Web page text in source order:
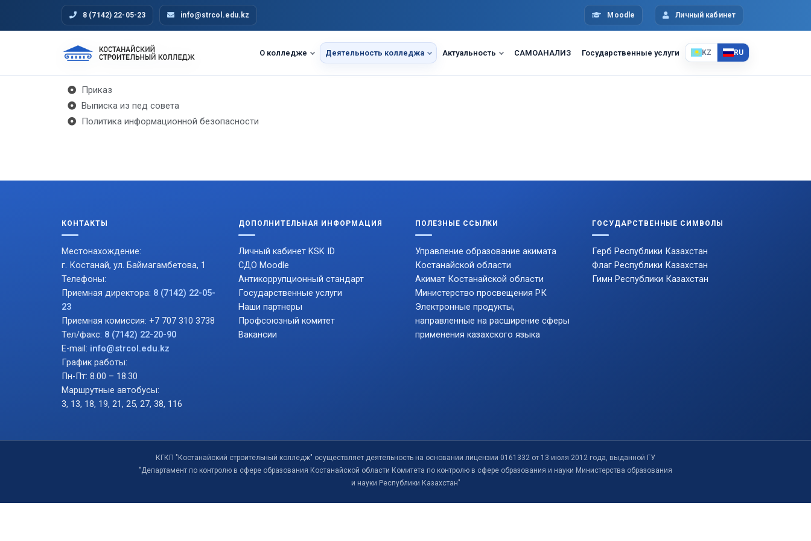
8 (7142) 22-05-23 info@strcol.edu.kz Moodle Личный кабинет
О колледже Деятельность колледжа Актуальность САМОАНАЛИЗ Государственные услуги KZ RU
Приказ
Выписка из пед совета
Политика информационной безопасности
КОНТАКТЫ
Местонахождение:
г. Костанай, ул. Баймагамбетова, 1
Телефоны:
Приемная директора: 8 (7142) 22-05-
23
Приемная комиссия: +7 707 310 3738
Тел/факс: 8 (7142) 22-20-90
E-mail: info@strcol.edu.kz
График работы:
Пн-Пт: 8.00 – 18.30
Маршрутные автобусы:
3, 13, 18, 19, 21, 25, 27, 38, 116
ДОПОЛНИТЕЛЬНАЯ ИНФОРМАЦИЯ
Личный кабинет KSK ID
СДО Moodle
Антикоррупционный стандарт
Государственные услуги
Наши партнеры
Профсоюзный комитет
Вакансии
ПОЛЕЗНЫЕ ССЫЛКИ
Управление образование акимата
Костанайской области
Акимат Костанайской области
Министерство просвещения РК
Электронные продукты,
направленные на расширение сферы
применения казахского языка
ГОСУДАРСТВЕННЫЕ СИМВОЛЫ
Герб Республики Казахстан
Флаг Республики Казахстан
Гимн Республики Казахстан
КГКП "Костанайский строительный колледж" осуществляет деятельность на основании лицензии 0161332 от 13 июля 2012 года, выданной ГУ
"Департамент по контролю в сфере образования Костанайской области Комитета по контролю в сфере образования и науки Министерства образования
и науки Республики Казахстан"